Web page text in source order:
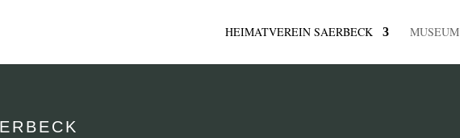
HEIMATVEREIN SAERBECK MUSEUM